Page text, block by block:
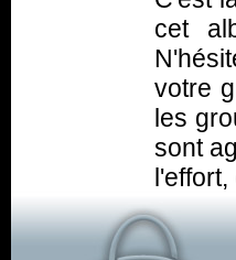
cet
votre
les
sont